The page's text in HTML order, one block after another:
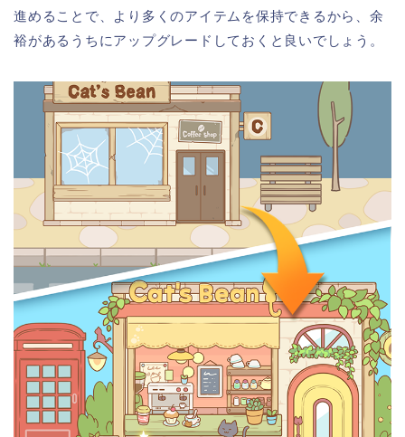
進めることで、より多くのアイテムを保持できるから、余
裕があるうちにアップグレードしておくと良いでしょう。